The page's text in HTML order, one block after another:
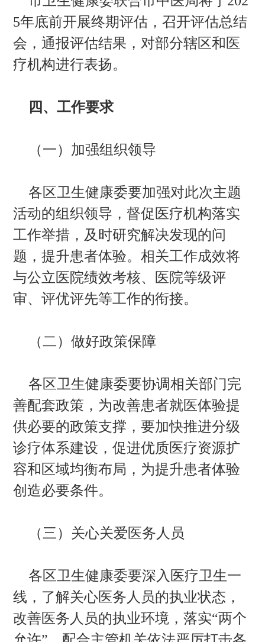
5年底前开展终期评估，召开评估总结
会，通报评估结果，对部分辖区和医
疗机构进行表扬。
四、工作要求
（一）加强组织领导
各区卫生健康委要加强对此次主题
活动的组织领导，督促医疗机构落实
工作举措，及时研究解决发现的问
题，提升患者体验。相关工作成效将
与公立医院绩效考核、医院等级评
审、评优评先等工作的衔接。
（二）做好政策保障
各区卫生健康委要协调相关部门完
善配套政策，为改善患者就医体验提
供必要的政策支撑，要加快推进分级
诊疗体系建设，促进优质医疗资源扩
容和区域均衡布局，为提升患者体验
创造必要条件。
（三）关心关爱医务人员
各区卫生健康委要深入医疗卫生一
线，了解关心医务人员的执业状态，
改善医务人员的执业环境，落实“两个